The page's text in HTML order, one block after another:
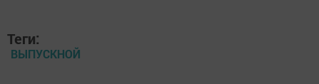
Теги:
ВЫПУСКНОЙ